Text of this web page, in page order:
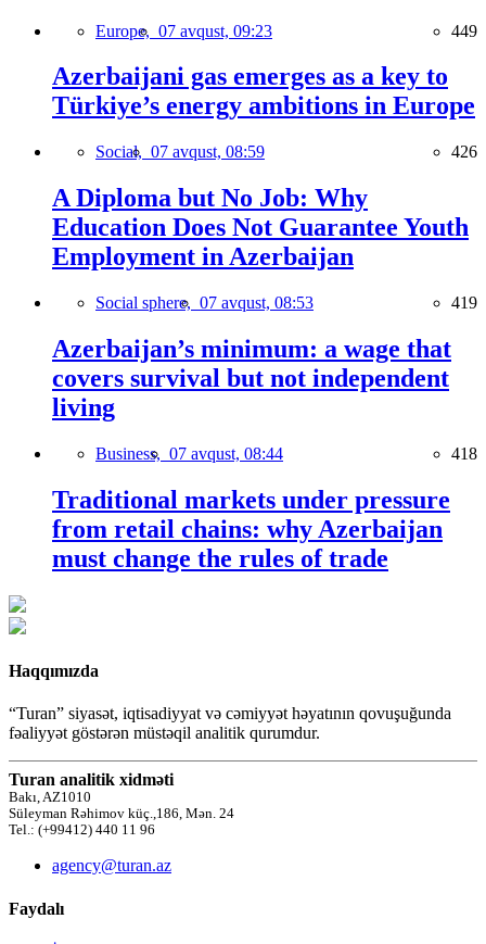
Europe, 07 avqust, 09:23 449
Azerbaijani gas emerges as a key to
Türkiye’s energy ambitions in Europe
Social, 07 avqust, 08:59 426
A Diploma but No Job: Why
Education Does Not Guarantee Youth
Employment in Azerbaijan
Social sphere, 07 avqust, 08:53 419
Azerbaijan’s minimum: a wage that
covers survival but not independent
living
Business, 07 avqust, 08:44 418
Traditional markets under pressure
from retail chains: why Azerbaijan
must change the rules of trade
Haqqımızda
“Turan” siyasət, iqtisadiyyat və cəmiyyət həyatının qovuşuğunda
fəaliyyət göstərən müstəqil analitik qurumdur.
Turan analitik xidməti
Bakı, AZ1010
Süleyman Rəhimov küç.,186, Mən. 24
Tel.: (+99412) 440 11 96
agency@turan.az
Faydalı